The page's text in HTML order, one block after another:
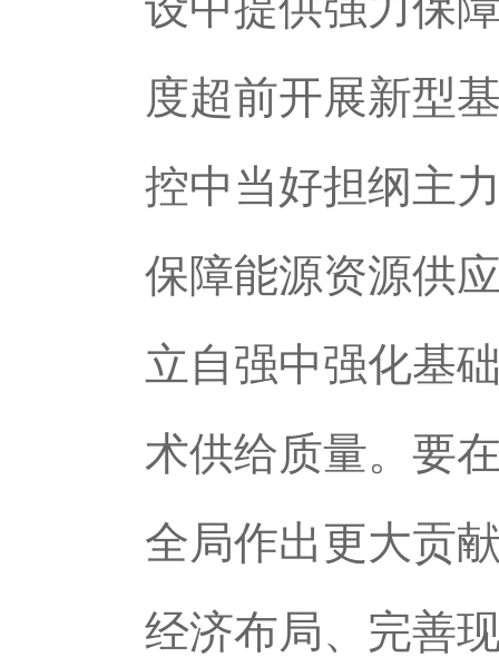
度超前开展新型
控中当好担纲主
保障能源资源供
立自强中强化基
术供给质量。要
全局作出更大贡
经济布局、完善